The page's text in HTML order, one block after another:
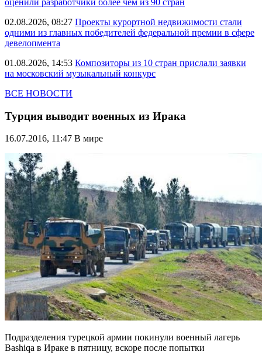
оценили разработчики более чем из 90 стран
02.08.2026, 08:27 Проекты курортной недвижимости стали
одними из главных победителей федеральной премии в сфере
девелопмента
01.08.2026, 14:53 Композиторы из 10 стран прислали заявки
на московский музыкальный конкурс
ВСЕ НОВОСТИ
Турция выводит военных из Ирака
16.07.2016, 11:47 В мире
Подразделения турецкой армии покинули военный лагерь
Bashiqa в Ираке в пятницу, вскоре после попытки